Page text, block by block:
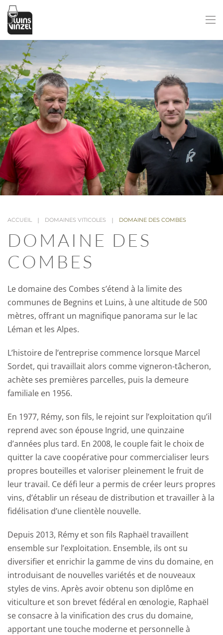
Passer au contenu principal
ACCUEIL DOMAINES VITICOLES DOMAINE DES COMBES
DOMAINE DES
COMBES
Le domaine des Combes s’étend à la limite des
communes de Begnins et Luins, à une altitude de 500
mètres, offrant un magnifique panorama sur le lac
Léman et les Alpes.
L’histoire de l’entreprise commence lorsque Marcel
Sordet, qui travaillait alors comme vigneron-tâcheron,
achète ses premières parcelles, puis la demeure
familiale en 1956.
En 1977, Rémy, son fils, le rejoint sur l’exploitation qu’il
reprend avec son épouse Ingrid, une quinzaine
d’années plus tard. En 2008, le couple fait le choix de
quitter la cave coopérative pour commercialiser leurs
propres bouteilles et valoriser pleinement le fruit de
leur travail. Ce défi leur a permis de créer leurs propres
vins, d’établir un réseau de distribution et travailler à la
fidélisation d’une clientèle nouvelle.
Depuis 2013, Rémy et son fils Raphaël travaillent
ensemble sur l’exploitation. Ensemble, ils ont su
diversifier et enrichir la gamme de vins du domaine, en
introduisant de nouvelles variétés et de nouveaux
styles de vins. Après avoir obtenu son diplôme en
viticulture et son brevet fédéral en œnologie, Raphaël
se consacre à la vinification des crus du domaine,
apportant une touche moderne et personnelle à